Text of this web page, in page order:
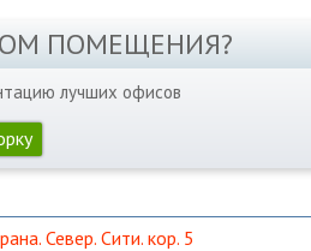
ПОМЕЩЕНИЯ?
лучших офисов
Север. Сити. кор. 5